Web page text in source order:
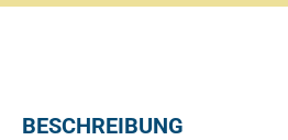
BESCHREIBUNG